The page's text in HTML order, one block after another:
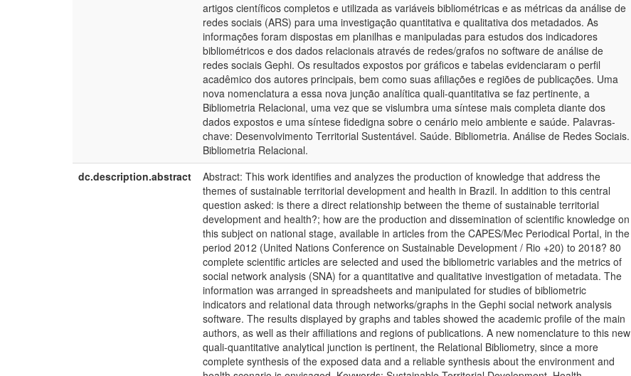
artigos científicos completos e utilizada as variáveis bibliométricas e as métricas da análise de
redes sociais (ARS) para uma investigação quantitativa e qualitativa dos metadados. As
informações foram dispostas em planilhas e manipuladas para estudos dos indicadores
bibliométricos e dos dados relacionais através de redes/grafos no software de análise de
redes sociais Gephi. Os resultados expostos por gráficos e tabelas evidenciaram o perfil
acadêmico dos autores principais, bem como suas afiliações e regiões de publicações. Uma
nova nomenclatura a essa nova junção analítica quali-quantitativa se faz pertinente, a
Bibliometria Relacional, uma vez que se vislumbra uma síntese mais completa diante dos
dados expostos e uma síntese fidedigna sobre o cenário meio ambiente e saúde. Palavras-
chave: Desenvolvimento Territorial Sustentável. Saúde. Bibliometria. Análise de Redes Sociais.
Bibliometria Relacional.
dc.description.abstract
Abstract: This work identifies and analyzes the production of knowledge that address the
themes of sustainable territorial development and health in Brazil. In addition to this central
question asked: is there a direct relationship between the theme of sustainable territorial
development and health?; how are the production and dissemination of scientific knowledge on
this subject on national stage, available in articles from the CAPES/Mec Periodical Portal, in the
period 2012 (United Nations Conference on Sustainable Development / Rio +20) to 2018? 80
complete scientific articles are selected and used the bibliometric variables and the metrics of
social network analysis (SNA) for a quantitative and qualitative investigation of metadata. The
information was arranged in spreadsheets and manipulated for studies of bibliometric
indicators and relational data through networks/graphs in the Gephi social network analysis
software. The results displayed by graphs and tables showed the academic profile of the main
authors, as well as their affiliations and regions of publications. A new nomenclature to this new
quali-quantitative analytical junction is pertinent, the Relational Bibliometry, since a more
complete synthesis of the exposed data and a reliable synthesis about the environment and